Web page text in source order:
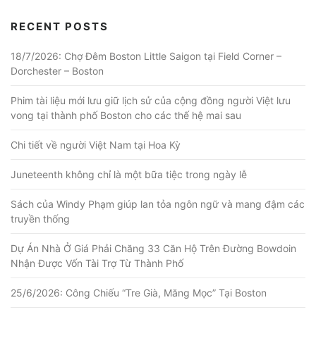
RECENT POSTS
18/7/2026: Chợ Đêm Boston Little Saigon tại Field Corner –
Dorchester – Boston
Phim tài liệu mới lưu giữ lịch sử của cộng đồng người Việt lưu
vong tại thành phố Boston cho các thế hệ mai sau
Chi tiết về người Việt Nam tại Hoa Kỳ
Juneteenth không chỉ là một bữa tiệc trong ngày lễ
Sách của Windy Phạm giúp lan tỏa ngôn ngữ và mang đậm các
truyền thống
Dự Án Nhà Ở Giá Phải Chăng 33 Căn Hộ Trên Đường Bowdoin
Nhận Được Vốn Tài Trợ Từ Thành Phố
25/6/2026: Công Chiếu “Tre Già, Măng Mọc” Tại Boston